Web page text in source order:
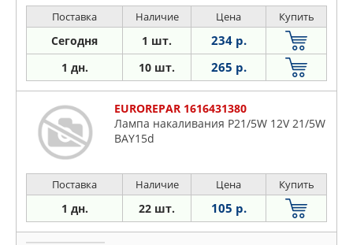
Поставка Наличие Цена Купить
Сегодня 1 шт. 234 р.
1 дн. 10 шт. 265 р.
EUROREPAR 1616431380
Лампа накаливания P21/5W 12V 21/5W
BAY15d
Поставка Наличие Цена Купить
1 дн. 22 шт. 105 р.